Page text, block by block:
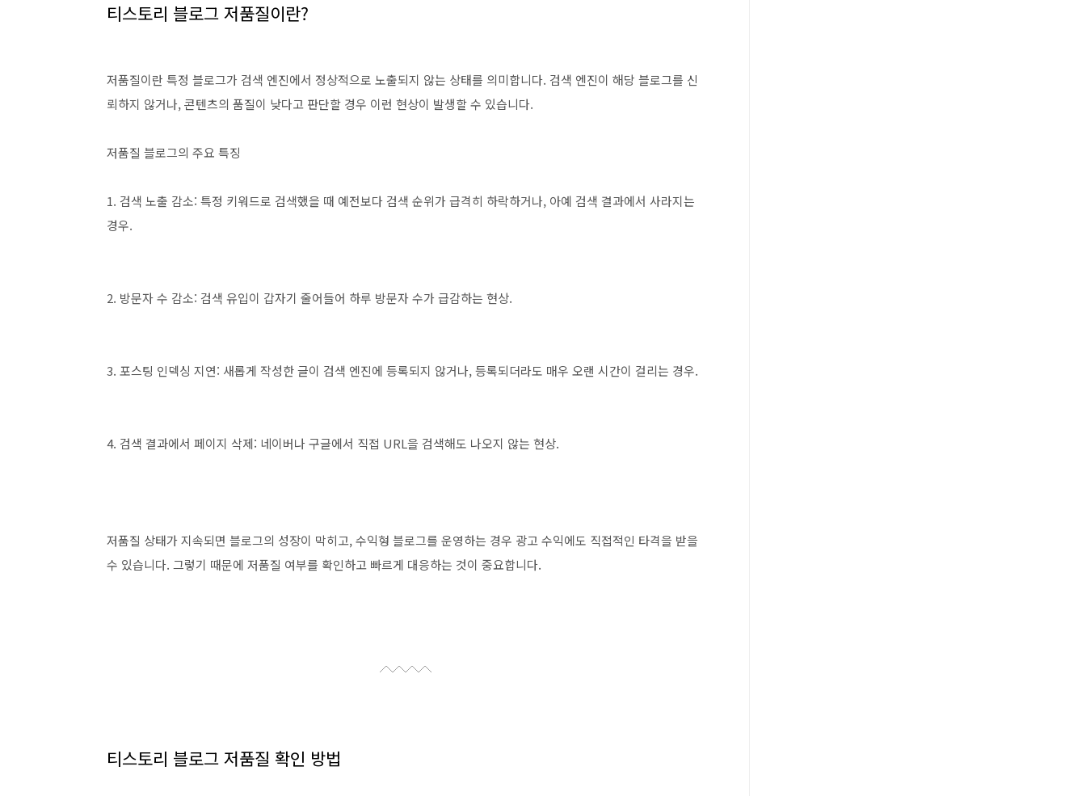
티스토리 블로그 저품질이란?
저품질이란 특정 블로그가 검색 엔진에서 정상적으로 노출되지 않는 상태를 의미합니다. 검색 엔진이 해당 블로그를 신
뢰하지 않거나, 콘텐츠의 품질이 낮다고 판단할 경우 이런 현상이 발생할 수 있습니다.
저품질 블로그의 주요 특징
1. 검색 노출 감소: 특정 키워드로 검색했을 때 예전보다 검색 순위가 급격히 하락하거나, 아예 검색 결과에서 사라지는
경우.
2. 방문자 수 감소: 검색 유입이 갑자기 줄어들어 하루 방문자 수가 급감하는 현상.
3. 포스팅 인덱싱 지연: 새롭게 작성한 글이 검색 엔진에 등록되지 않거나, 등록되더라도 매우 오랜 시간이 걸리는 경우.
4. 검색 결과에서 페이지 삭제: 네이버나 구글에서 직접 URL을 검색해도 나오지 않는 현상.
저품질 상태가 지속되면 블로그의 성장이 막히고, 수익형 블로그를 운영하는 경우 광고 수익에도 직접적인 타격을 받을
수 있습니다. 그렇기 때문에 저품질 여부를 확인하고 빠르게 대응하는 것이 중요합니다.
티스토리 블로그 저품질 확인 방법